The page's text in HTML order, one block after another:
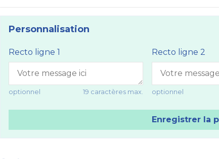
Personnalisation
Recto ligne 1
optionnel 19 caractères max.
Recto ligne 2
optionnel
Enregistrer la